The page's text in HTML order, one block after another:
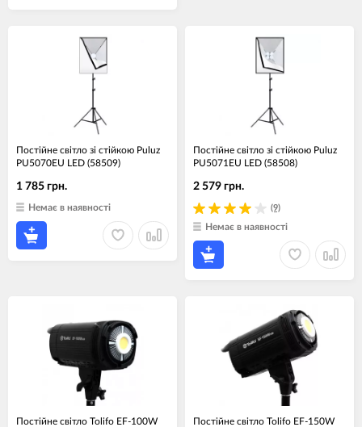
Постійне світло зі стійкою Puluz
PU5070EU LED (58509)
1 785 грн.
Немає в наявності
Постійне світло зі стійкою Puluz
PU5071EU LED (58508)
(9)
2 579 грн.
Немає в наявності
Постійне світло Tolifo EF-100W Постійне світло Tolifo EF-150W